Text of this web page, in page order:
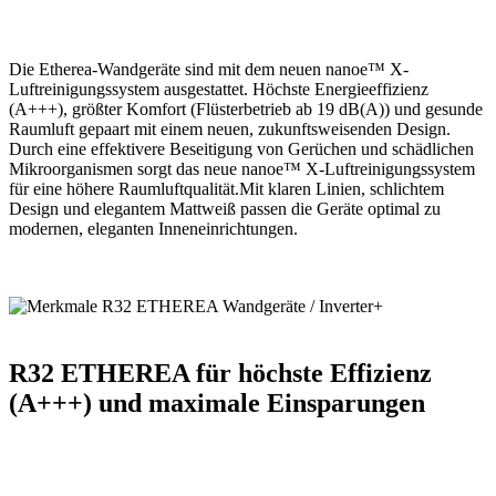
Die Etherea-Wandgeräte sind mit dem neuen nanoe™ X-
Luftreinigungssystem ausgestattet. Höchste Energieeffizienz
(A+++), größter Komfort (Flüsterbetrieb ab 19 dB(A)) und gesunde
Raumluft gepaart mit einem neuen, zukunftsweisenden Design.
Durch eine effektivere Beseitigung von Gerüchen und schädlichen
Mikroorganismen sorgt das neue nanoe™ X-Luftreinigungssystem
für eine höhere Raumluftqualität.Mit klaren Linien, schlichtem
Design und elegantem Mattweiß passen die Geräte optimal zu
modernen, eleganten Inneneinrichtungen.
R32 ETHEREA für höchste Effizienz
(A+++) und maximale Einsparungen